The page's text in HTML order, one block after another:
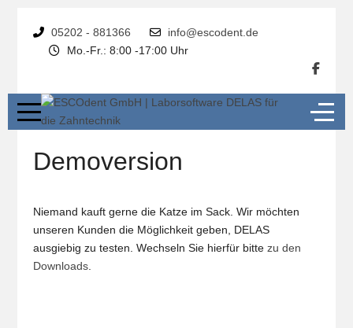
05202 - 881366
info@escodent.de
Mo.-Fr.: 8:00 -17:00 Uhr
Demoversion
Niemand kauft gerne die Katze im Sack. Wir möchten
unseren Kunden die Möglichkeit geben, DELAS
ausgiebig zu testen. Wechseln Sie hierfür bitte zu den
Downloads